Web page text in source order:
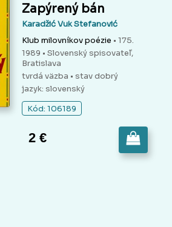
Zapýrený bán
Karadžić Vuk Stefanović
Klub milovníkov poézie • 175.
1989 • Slovenský spisovateľ,
Bratislava
tvrdá väzba • stav dobrý
jazyk: slovenský
Kód: 106189
2 €